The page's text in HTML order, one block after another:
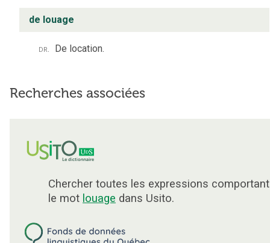
de louage
dr. De location.
Recherches associées
Chercher toutes les expressions comportant
le mot louage dans Usito.